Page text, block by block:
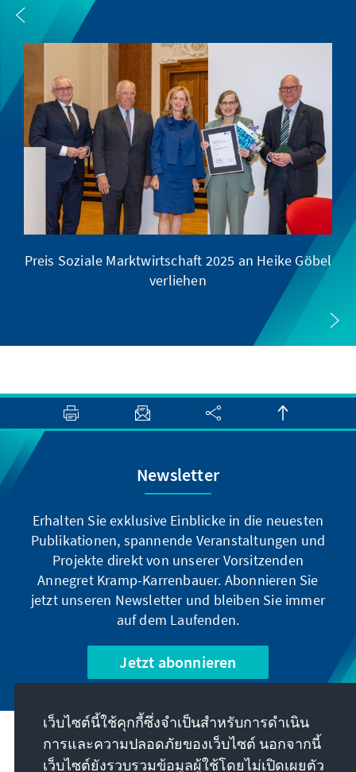
Preis Soziale Marktwirtschaft 2025 an Heike Göbel
verliehen
Newsletter
Erhalten Sie exklusive Einblicke in die neuesten
Publikationen, spannende Veranstaltungen und
Projekte direkt von unserer Vorsitzenden
Annegret Kramp-Karrenbauer. Abonnieren Sie
jetzt unseren Newsletter und bleiben Sie immer
auf dem Laufenden.
Jetzt abonnieren
พันธกิจของเรา
เว็บไซต์นี้ใช้คุกกี้ซึ่งจำเป็นสำหรับการดำเนิน
การและความปลอดภัยของเว็บไซต์ นอกจากนี้
เว็บไซต์ยังรวบรวมข้อมูลผู้ใช้โดยไม่เปิดเผยตัว